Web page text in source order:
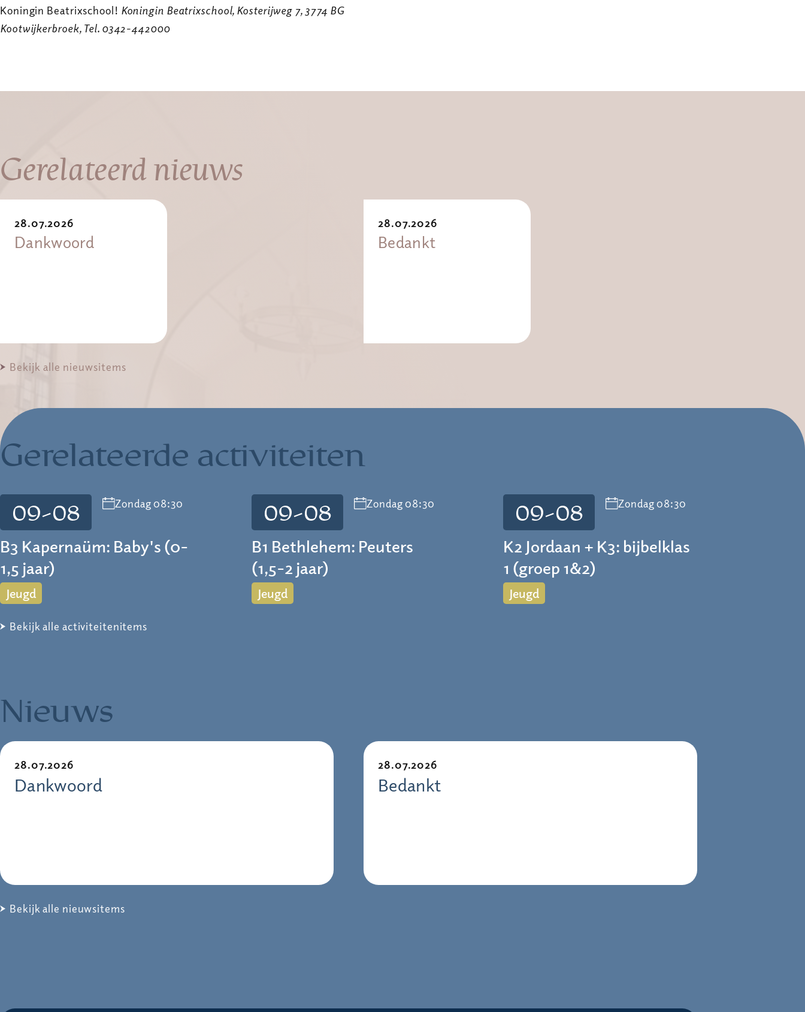
Koningin Beatrixschool! Koningin Beatrixschool, Kosterijweg 7, 3774 BG
Kootwijkerbroek, Tel. 0342-442000
Gerelateerd nieuws
28.07.2026
Dankwoord
28.07.2026
Bedankt
Bekijk alle nieuwsitems
Gerelateerde activiteiten
09-08 Zondag 08:30
B3 Kapernaüm: Baby's (0-
1,5 jaar)
Jeugd
09-08 Zondag 08:30
B1 Bethlehem: Peuters
(1,5-2 jaar)
Jeugd
09-08 Zondag 08:30
K2 Jordaan + K3: bijbelklas
1 (groep 1&2)
Jeugd
Bekijk alle activiteitenitems
Nieuws
28.07.2026
Dankwoord
28.07.2026
Bedankt
Bekijk alle nieuwsitems